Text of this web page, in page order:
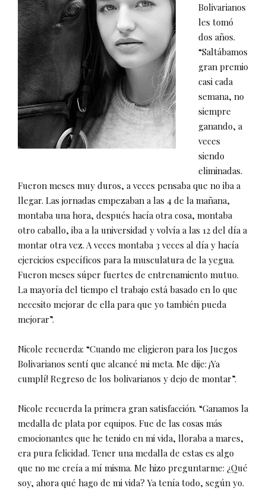
Bolivarianos
les tomó
dos años.
“Saltábamos
gran premio
casi cada
semana, no
siempre
ganando, a
veces
siendo
eliminadas.
Fueron meses muy duros, a veces pensaba que no iba a
llegar. Las jornadas empezaban a las 4 de la mañana,
montaba una hora, después hacía otra cosa, montaba
otro caballo, iba a la universidad y volvía a las 12 del día a
montar otra vez. A veces montaba 3 veces al día y hacía
ejercicios específicos para la musculatura de la yegua.
Fueron meses súper fuertes de entrenamiento mutuo.
La mayoría del tiempo el trabajo está basado en lo que
necesito mejorar de ella para que yo también pueda
mejorar”.
Nicole recuerda: “Cuando me eligieron para los Juegos
Bolivarianos sentí que alcancé mi meta. Me dije: ¡Ya
cumplí! Regreso de los bolivarianos y dejo de montar”.
Nicole recuerda la primera gran satisfacción. “Ganamos la
medalla de plata por equipos. Fue de las cosas más
emocionantes que he tenido en mi vida, lloraba a mares,
era pura felicidad. Tener una medalla de estas es algo
que no me creía a mí misma. Me hizo preguntarme: ¿Qué
soy, ahora qué hago de mi vida? Ya tenía todo, según yo.